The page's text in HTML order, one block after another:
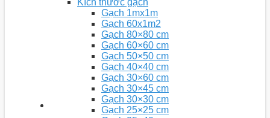
Youtobe: Nhà 5D
Kích thước gạch
Gạch 1mx1m
Gạch 60x1m2
Gạch 80×80 cm
Gạch 60×60 cm
Gạch 50×50 cm
Gạch 40×40 cm
Gạch 30×60 cm
Gạch 30×45 cm
Gạch 30×30 cm
Gạch 25×25 cm